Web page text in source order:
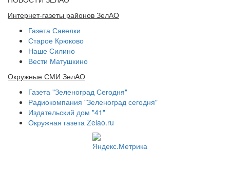
Интернет-газеты районов ЗелАО
Газета Савелки
Старое Крюково
Наше Силино
Вести Матушкино
Окружные СМИ ЗелАО
Газета "Зеленоград Сегодня"
Радиокомпания "Зеленоград сегодня"
Издательский дом "41"
Окружная газета Zelao.ru